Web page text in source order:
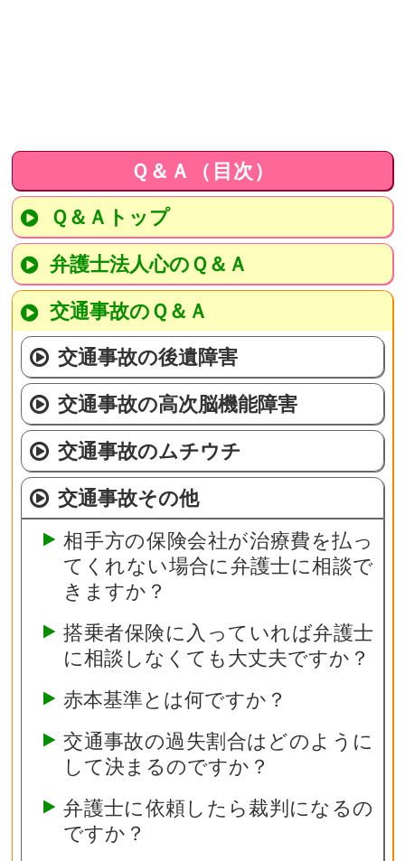
Ｑ＆Ａ（目次）
Ｑ＆Ａトップ
弁護士法人心のＱ＆Ａ
交通事故のＱ＆Ａ
交通事故の後遺障害
交通事故の高次脳機能障害
交通事故のムチウチ
交通事故その他
相手方の保険会社が治療費を払っ
てくれない場合に弁護士に相談で
きますか？
搭乗者保険に入っていれば弁護士
に相談しなくても大丈夫ですか？
赤本基準とは何ですか？
交通事故の過失割合はどのように
して決まるのですか？
弁護士に依頼したら裁判になるの
ですか？